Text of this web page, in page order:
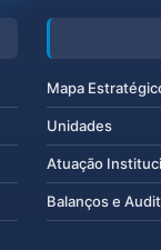
Mapa
Unidades
Atuação
Balanços e